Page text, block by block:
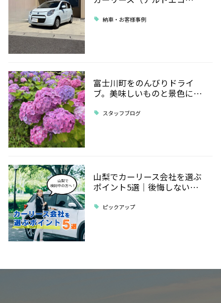
納車・お客様事例
富士川町をのんびりドライ
ブ。美味しいものと景色に…
スタッフブログ
山梨でカーリース会社を選ぶ
ポイント5選｜後悔しない…
ピックアップ